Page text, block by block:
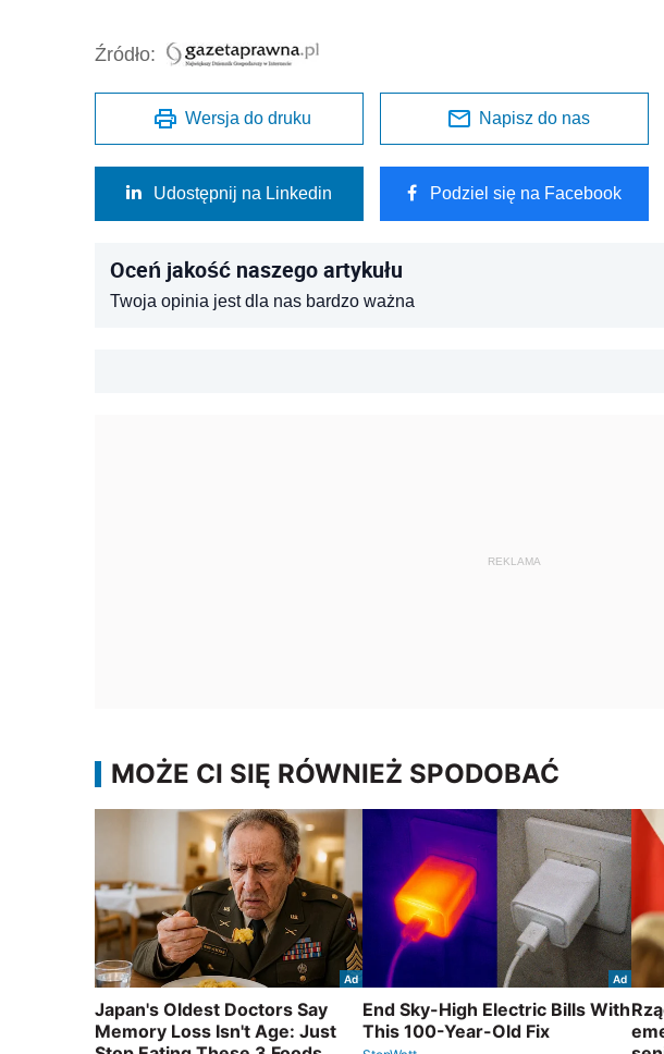
Źródło:
Wersja do druku Napisz do nas
Udostępnij na Linkedin Podziel się na Facebook
Oceń jakość naszego artykułu
Twoja opinia jest dla nas bardzo ważna
REKLAMA